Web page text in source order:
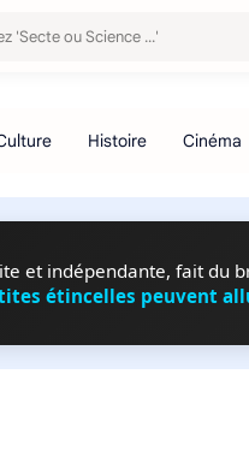
et indépendante, fait du
étincelles peuvent